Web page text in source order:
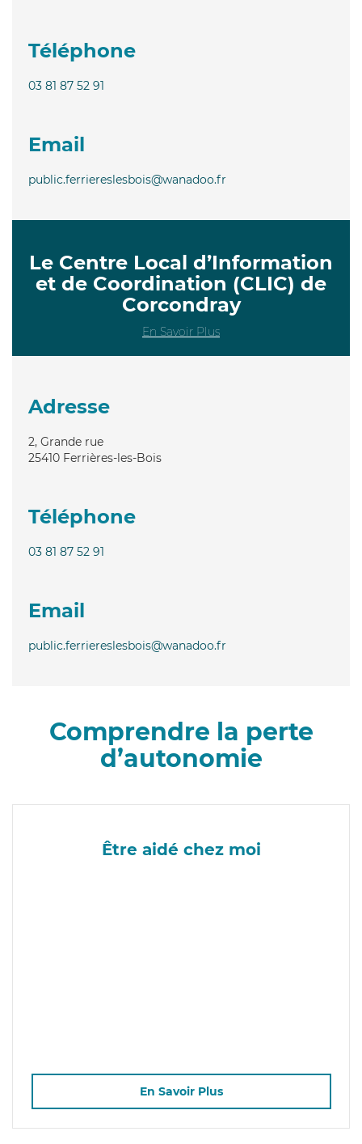
Téléphone
03 81 87 52 91
Email
public.ferriereslesbois@wanadoo.fr
Le Centre Local d’Information
et de Coordination (CLIC) de
Corcondray
En Savoir Plus
Adresse
2, Grande rue
25410 Ferrières-les-Bois
Téléphone
03 81 87 52 91
Email
public.ferriereslesbois@wanadoo.fr
Comprendre la perte
d’autonomie
Être aidé chez moi
En Savoir Plus